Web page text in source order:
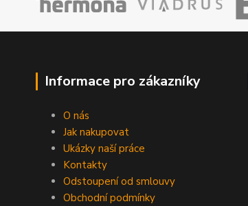
Informace pro zákazníky
O nás
Jak nakupovat
Ukázky naší práce
Kontakty
Odstoupení od smlouvy
Obchodní podmínky